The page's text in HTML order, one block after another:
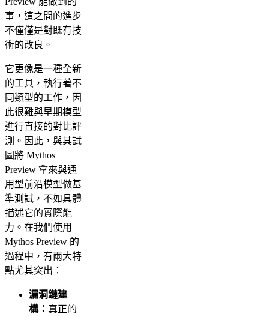
事，這之間的進步
不僅僅是對既有技
術的改良。
它更像是一種全新
的工具，執行著不
同類型的工作，因
此很難與早期模型
進行直接的對比評
測。因此，與其試
圖將 Mythos
Preview 拿來與通
用型前沿模型做基
準測試，不如具體
描述它的實際能
力。在我們使用
Mythos Preview 的
過程中，有兩大特
點尤其突出：
漏洞鏈建
構： 真正的